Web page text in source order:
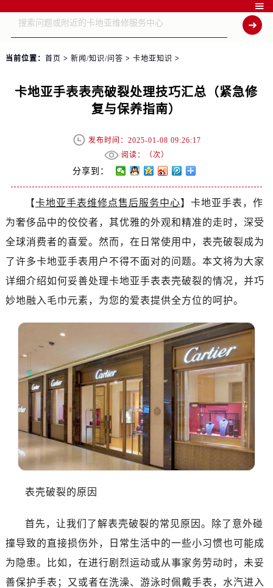

当前位置： 首页 > 新闻/知识/问答 > 卡地亚知识 >
卡地亚手表表壳破裂处理技巧汇总（紧急修
复与保养指南）
发布时间：2025-01-08 09:26:17
阅读：（次）
分享到：
【卡地亚手表维修点售后服务中心】卡地亚手表，作
为奢侈品中的佼佼者，其优雅的外观和精准的走时，深受
全球消费者的喜爱。然而，在日常使用中，表壳破裂成为
了许多卡地亚手表用户不得不面对的问题。本文将为大家
详细介绍如何妥善处理卡地亚手表表壳破裂的情况，并巧
妙地融入毛巾元素，为您的爱表提供全方位的呵护。
表壳破裂的原因
首先，让我们了解表壳破裂的常见原因。除了意外碰
撞导致的直接损伤外，日常生活中的一些小习惯也可能成
为隐患。比如，在进行剧烈运动或从事家务劳动时，未妥
善保护手表；又或者在洗澡、游泳时佩戴手表，水汽进入